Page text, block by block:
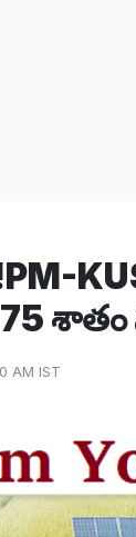
!PM-
శాతం
AM IST